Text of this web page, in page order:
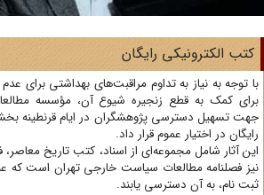
الکترونیکی رایگان
کمک به قطع زنجیره شیوع آن، مؤسسه
تسهیل دسترسی پژوهشگران در ایام قرنطینه بخشی
در اختیار عموم قرار داد.
آثار شامل مجموعه‌ای از اسناد، کتب تاریخ معاصر،
فصلنامه مطالعات سیاست خارجی تهران است که
نام، به آن دسترسی یابند.